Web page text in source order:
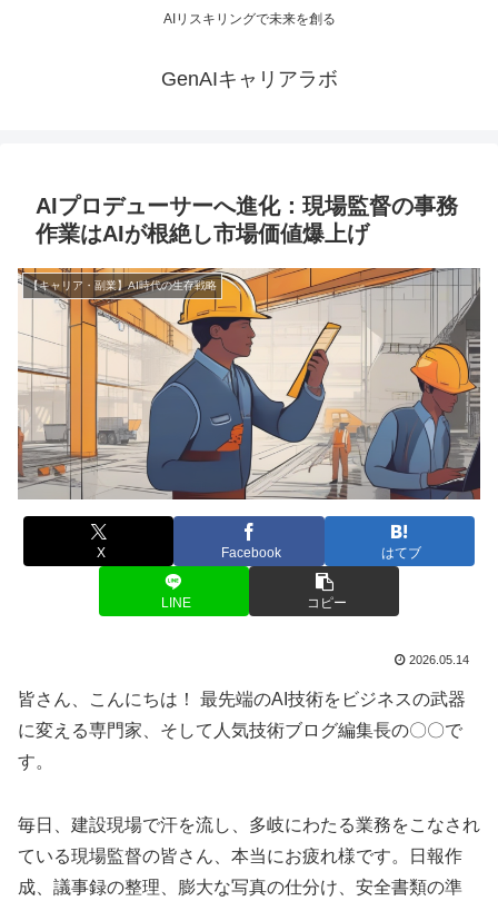
AIリスキリングで未来を創る
GenAIキャリアラボ
AIプロデューサーへ進化：現場監督の事務
作業はAIが根絶し市場価値爆上げ
【キャリア・副業】AI時代の生存戦略
X Facebook はてブ
LINE コピー
2026.05.14
皆さん、こんにちは！ 最先端のAI技術をビジネスの武器
に変える専門家、そして人気技術ブログ編集長の〇〇で
す。
毎日、建設現場で汗を流し、多岐にわたる業務をこなされ
ている現場監督の皆さん、本当にお疲れ様です。日報作
成、議事録の整理、膨大な写真の仕分け、安全書類の準